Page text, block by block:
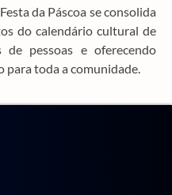
da Páscoa se consolida
do calendário cultural de
de pessoas e oferecendo
para toda a comunidade.